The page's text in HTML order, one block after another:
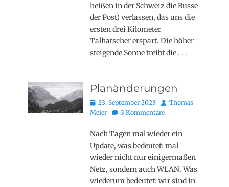
heißen in der Schweiz die Busse
der Post) verlassen, das uns die
ersten drei Kilometer
Talhatscher erspart. Die höher
steigende Sonne treibt die . . .
Planänderungen
Posted
on
23. September 2023 AutorThomas
Meier
3 Kommentare
Nach Tagen mal wieder ein
Update, was bedeutet: mal
wieder nicht nur einigermaßen
Netz, sondern auch WLAN. Was
wiederum bedeutet: wir sind in